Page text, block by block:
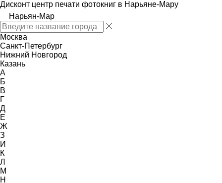
Дисконт центр печати фотокниг в Нарьяне-Мару
Нарьян-Мар
Москва
Санкт-Петербург
Нижний Новгород
Казань
А
Б
В
Г
Д
Е
Ж
З
И
К
Л
М
Н